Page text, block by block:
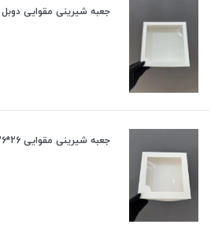
جعبه شیرینی مقوایی دوبل 21*21 ارتفاع 4
جعبه شیرینی مقوایی 26*26 سانت ارتفاع 7 سفید